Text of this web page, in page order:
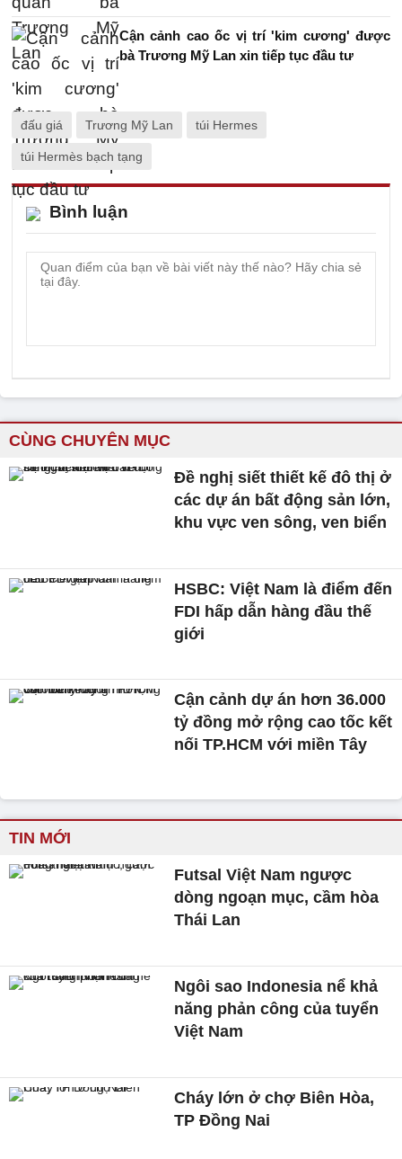
Cận cảnh cao ốc vị trí 'kim cương' được
bà Trương Mỹ Lan xin tiếp tục đầu tư
đấu giá Trương Mỹ Lan túi Hermes
túi Hermès bạch tạng
Bình luận
CÙNG CHUYÊN MỤC
Đề nghị siết thiết kế đô thị ở
các dự án bất động sản lớn,
khu vực ven sông, ven biển
HSBC: Việt Nam là điểm đến
FDI hấp dẫn hàng đầu thế
giới
Cận cảnh dự án hơn 36.000
tỷ đồng mở rộng cao tốc kết
nối TP.HCM với miền Tây
TIN MỚI
Futsal Việt Nam ngược
dòng ngoạn mục, cầm hòa
Thái Lan
Ngôi sao Indonesia nể khả
năng phản công của tuyển
Việt Nam
Cháy lớn ở chợ Biên Hòa,
TP Đồng Nai